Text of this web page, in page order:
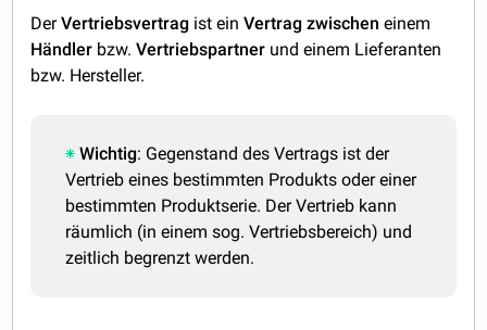
DerVertriebsvertrag ist einVertrag zwischen einem
Händler bzw.Vertriebspartner und einem Lieferanten
bzw. Hersteller.
Wichtig: Gegenstand des Vertrags ist der
Vertrieb eines bestimmten Produkts oder einer
bestimmten Produktserie. Der Vertrieb kann
räumlich (in einem sog. Vertriebsbereich) und
zeitlich begrenzt werden.